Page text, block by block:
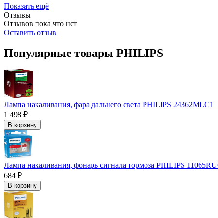
Показать ещё
Отзывы
Отзывов пока что нет
Оставить отзыв
Популярные товары PHILIPS
Лампа накаливания, фара дальнего света PHILIPS 24362MLC1
1 498 ₽
В корзину
Лампа накаливания, фонарь сигнала тормоза PHILIPS
684 ₽
В корзину